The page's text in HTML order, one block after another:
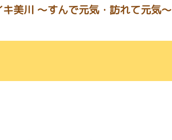
美川 ～すんで元気・訪れて元気～